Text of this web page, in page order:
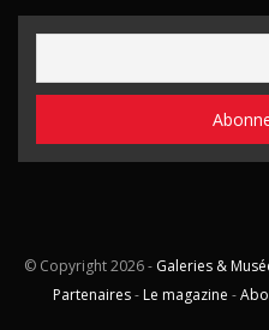
© Copyright2026 - Galeries &
Partenaires- Le magazine -